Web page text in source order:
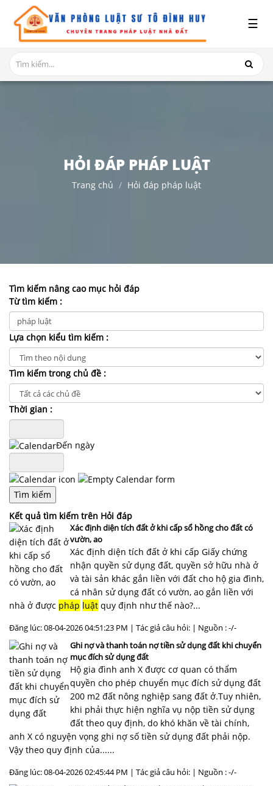
GIỚI
THIỆU
DỊCH
TỤC
ĐẤT
VĂN
BẢN
-
BIỂU
MẪU
LIÊN
HỆ
☰
HỎI ĐÁP PHÁP LUẬT
Trang chủ Hỏi đáp pháp luật
Tìm kiếm nâng cao mục hỏi đáp
Từ tìm kiếm :
Lựa chọn kiểu tìm kiếm :
Tìm kiếm trong chủ đề :
Thời gian :
Đến ngày
Kết quả tìm kiếm trên Hỏi đáp
Xác định diện tích đất ở khi cấp sổ hồng cho đất có
vườn, ao
Xác định diện tích đất ở khi cấp Giấy chứng
nhận quyền sử dụng đất, quyền sở hữu nhà ở
và tài sản khác gắn liền với đất cho hộ gia đình,
cá nhân sử dụng đất có vườn, ao gắn liền với
nhà ở được pháp luật quy định như thế nào?...
Đăng lúc: 08-04-2026 04:51:23 PM | Tác giả câu hỏi: | Nguồn : -/-
Ghi nợ và thanh toán nợ tiền sử dụng đất khi chuyển
mục đích sử dụng đất
Hộ gia đình anh X được cơ quan có thẩm
quyền cho phép chuyển mục đích sử dụng đất
200 m2 đất nông nghiệp sang đất ở.Tuy nhiên,
khi phải thực hiện nghĩa vụ nộp tiền sử dụng
đất theo quy định, do khó khăn về tài chính,
anh X có nguyện vọng ghi nợ số tiền sử dụng đất phải nộp.
Vậy theo quy định của......
Đăng lúc: 08-04-2026 02:45:44 PM | Tác giả câu hỏi: | Nguồn : -/-